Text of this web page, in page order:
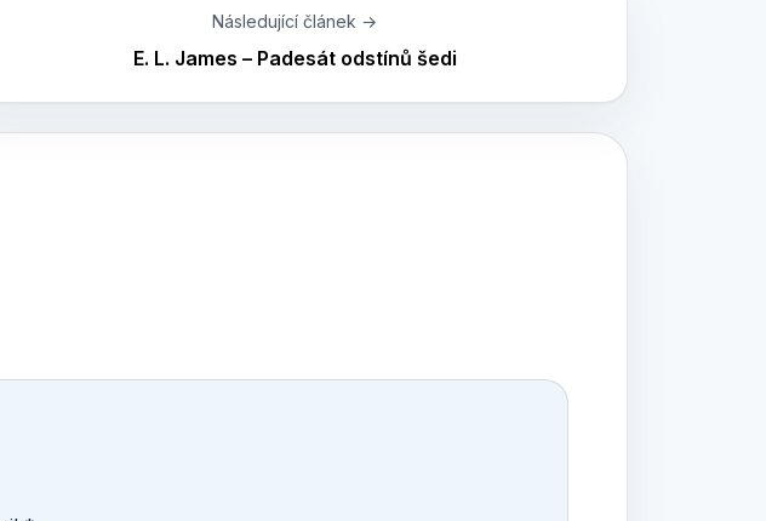
Následující článek →
E. L. James – Padesát odstínů šedi